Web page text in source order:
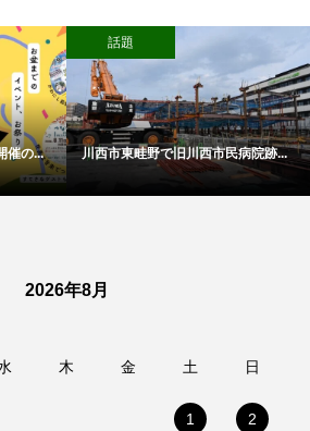
催の...
話題
川西市東畦野で旧川西市民病院跡...
2026年8月
木 金 土 日
1 2